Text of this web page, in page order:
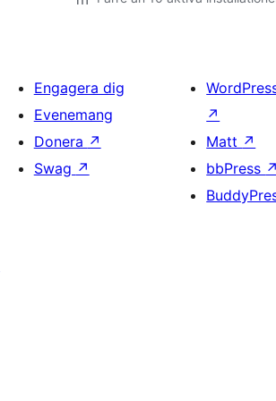
Engagera dig
Evenemang
Donera ↗
Swag ↗
↗
Matt ↗
bbPress ↗